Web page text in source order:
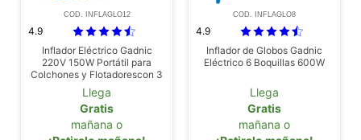
COD. INFLAGLO12
4.9
Inflador Eléctrico Gadnic
220V 150W Portátil para
Colchones y Flotadorescon 3
Boquillas
Llega
Gratis
mañana o
COD. INFLAGLO8
4.9
Inflador de Globos Gadnic
Eléctrico 6 Boquillas 600W
Llega
Gratis
mañana o